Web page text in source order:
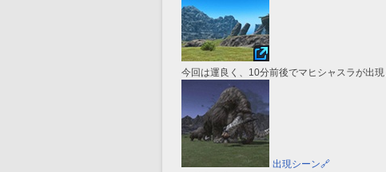
今回は運良く、10分前後でマヒシャスラが出
出現シーン🔗